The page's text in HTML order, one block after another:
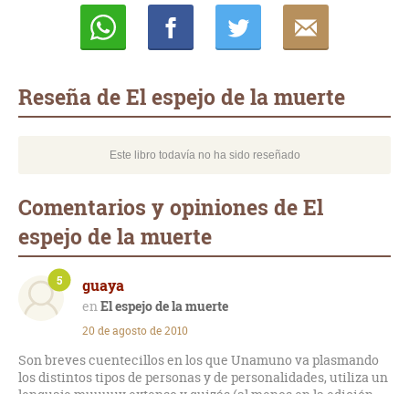
Reseña de El espejo de la muerte
Este libro todavía no ha sido reseñado
Comentarios y opiniones de El
espejo de la muerte
guaya
El espejo de la muerte
5
20 de agosto de 2010
Son breves cuentecillos en los que Unamuno va plasmando
los distintos tipos de personas y de personalidades, utiliza un